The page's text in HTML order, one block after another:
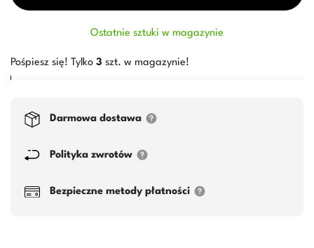
Ostatnie sztuki w magazynie
Pośpiesz się! Tylko 3 szt. w magazynie!
Darmowa dostawa
Polityka zwrotów
Bezpieczne metody płatności